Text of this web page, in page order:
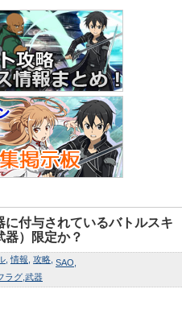
に付与されているバトルスキ
器）限定か？
情報 攻略 SAO
ラグ 武器